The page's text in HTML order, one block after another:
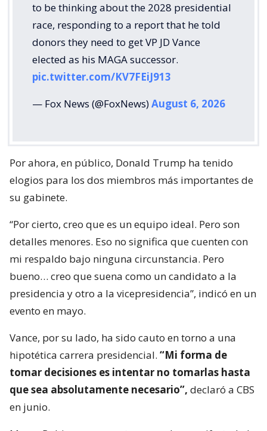
to be thinking about the 2028 presidential
race, responding to a report that he told
donors they need to get VP JD Vance
elected as his MAGA successor.
pic.twitter.com/KV7FEiJ913
— Fox News (@FoxNews)August 6, 2026
Por ahora, en público, Donald Trump ha tenido
elogios para los dos miembros más importantes de
su gabinete.
“Por cierto, creo que es un equipo ideal. Pero son
detalles menores. Eso no significa que cuenten con
mi respaldo bajo ninguna circunstancia. Pero
bueno… creo que suena como un candidato a la
presidencia y otro a la vicepresidencia”, indicó en un
evento en mayo.
Vance, por su lado, ha sido cauto en torno a una
hipotética carrera presidencial. “Mi forma de
tomar decisiones es intentar no tomarlas hasta
que sea absolutamente necesario”, declaró a CBS
en junio.